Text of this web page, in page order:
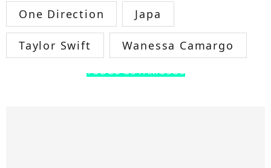
One Direction Japa
Taylor Swift Wanessa Camargo
TODOS OS FAMOSOS